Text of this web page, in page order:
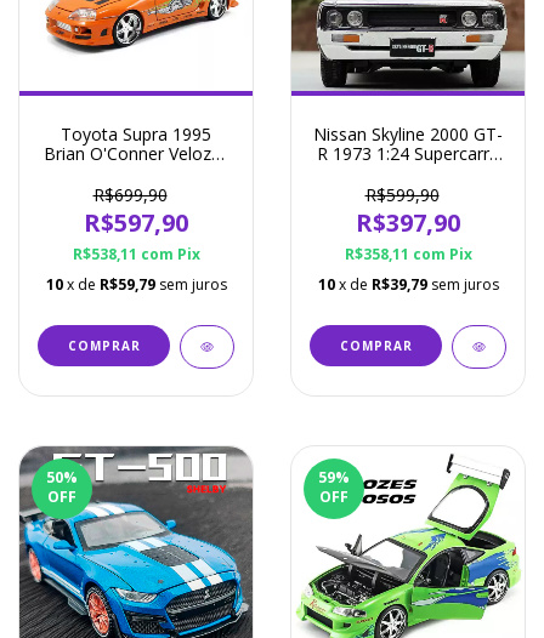
Toyota Supra 1995
Brian O'Conner Velozes
R$699,90
R$597,90
R$538,11 com Pix
10 x de R$59,79 sem juros
Nissan Skyline 2000 GT-
R 1973 1:24 Supercarro
R$599,90
R$397,90
R$358,11 com Pix
10 x de R$39,79 sem juros
COMPRAR
50%
OFF
59%
OFF